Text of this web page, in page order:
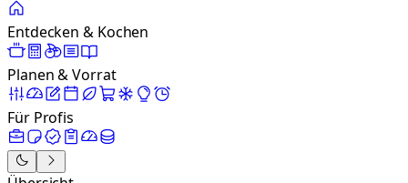
Entdecken & Kochen
Planen & Vorrat
Für Profis